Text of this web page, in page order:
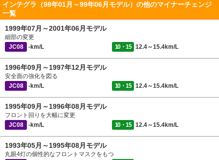
インテグラ（98年01月～99年06月モデル）の他のマイナーチェンジ
一覧
1999年07月～2001年06月モデル
細部の変更
JC08
-km/L 10・15 12.4～15.4km/L
1996年09月～1997年12月モデル
安全面の強化を図る
JC08
-km/L 10・15 12.4～15.4km/L
1995年09月～1996年08月モデル
フロント回りを大幅に変更
JC08
-km/L 10・15 12.4～15.4km/L
1993年05月～1995年08月モデル
丸眼4灯の個性的なフロントマスクをもつ